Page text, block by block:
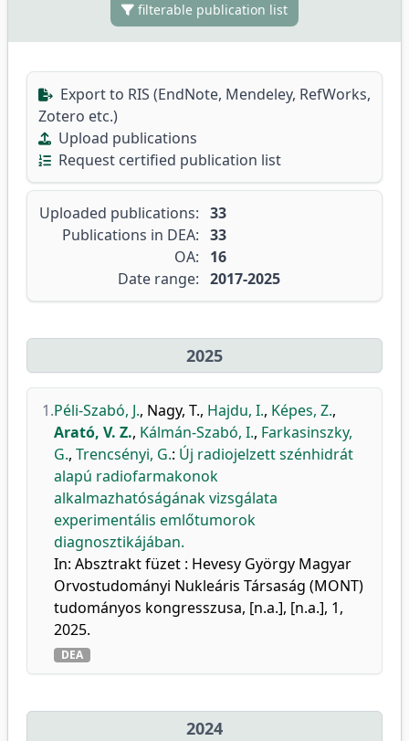
filterable publication list
Export to RIS (EndNote, Mendeley, RefWorks,
Zotero etc.)
Upload publications
Request certified publication list
Uploaded publications: 33
Publications in DEA: 33
OA:
16
Date range: 2017-2025
2025
1.Péli-Szabó, J., Nagy, T., Hajdu, I., Képes, Z.,
Arató, V. Z., Kálmán-Szabó, I., Farkasinszky,
G., Trencsényi, G.: Új radiojelzett szénhidrát
alapú radiofarmakonok
alkalmazhatóságának vizsgálata
experimentális emlőtumorok
diagnosztikájában.
In: Absztrakt füzet : Hevesy György Magyar
Orvostudományi Nukleáris Társaság (MONT)
tudományos kongresszusa, [n.a.], [n.a.], 1,
2025.
DEA
2024